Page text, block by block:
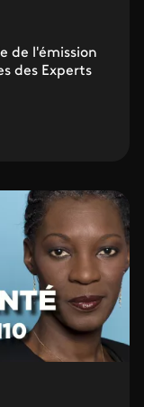
de l'émission
des Experts